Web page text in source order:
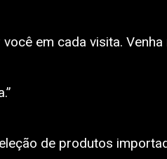
em cada visita.
de produtos